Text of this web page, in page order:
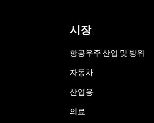
시장
항공우주 산업 및 방위
자동차
산업용
의료